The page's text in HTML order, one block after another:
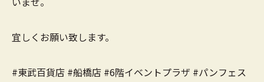
宜しくお願い致します。
#東武百貨店 #船橋店 #6階イベントプラザ #パンフェス